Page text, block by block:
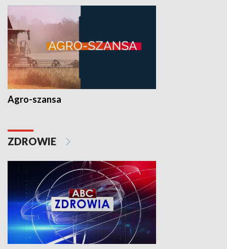
Agro-szansa
ZDROWIE